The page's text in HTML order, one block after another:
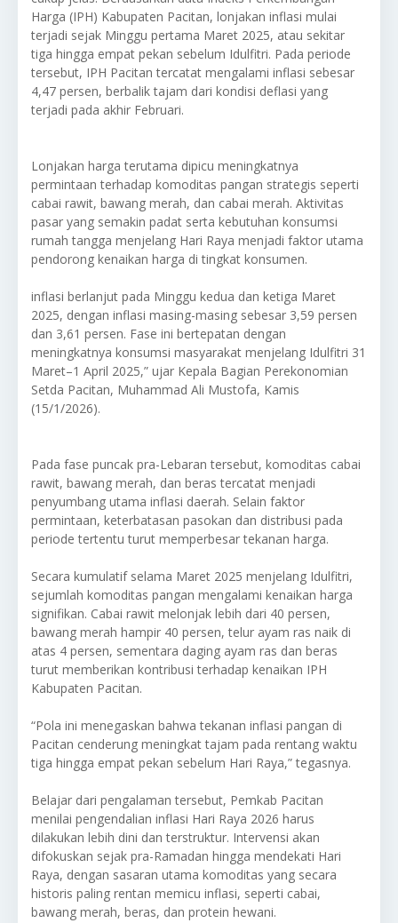
Harga (IPH) Kabupaten Pacitan, lonjakan inflasi mulai
terjadi sejak Minggu pertama Maret 2025, atau sekitar
tiga hingga empat pekan sebelum Idulfitri. Pada periode
tersebut, IPH Pacitan tercatat mengalami inflasi sebesar
4,47 persen, berbalik tajam dari kondisi deflasi yang
terjadi pada akhir Februari.
Lonjakan harga terutama dipicu meningkatnya
permintaan terhadap komoditas pangan strategis seperti
cabai rawit, bawang merah, dan cabai merah. Aktivitas
pasar yang semakin padat serta kebutuhan konsumsi
rumah tangga menjelang Hari Raya menjadi faktor utama
pendorong kenaikan harga di tingkat konsumen.
inflasi berlanjut pada Minggu kedua dan ketiga Maret
2025, dengan inflasi masing-masing sebesar 3,59 persen
dan 3,61 persen. Fase ini bertepatan dengan
meningkatnya konsumsi masyarakat menjelang Idulfitri 31
Maret–1 April 2025,” ujar Kepala Bagian Perekonomian
Setda Pacitan, Muhammad Ali Mustofa, Kamis
(15/1/2026).
Pada fase puncak pra-Lebaran tersebut, komoditas cabai
rawit, bawang merah, dan beras tercatat menjadi
penyumbang utama inflasi daerah. Selain faktor
permintaan, keterbatasan pasokan dan distribusi pada
periode tertentu turut memperbesar tekanan harga.
Secara kumulatif selama Maret 2025 menjelang Idulfitri,
sejumlah komoditas pangan mengalami kenaikan harga
signifikan. Cabai rawit melonjak lebih dari 40 persen,
bawang merah hampir 40 persen, telur ayam ras naik di
atas 4 persen, sementara daging ayam ras dan beras
turut memberikan kontribusi terhadap kenaikan IPH
Kabupaten Pacitan.
“Pola ini menegaskan bahwa tekanan inflasi pangan di
Pacitan cenderung meningkat tajam pada rentang waktu
tiga hingga empat pekan sebelum Hari Raya,” tegasnya.
Belajar dari pengalaman tersebut, Pemkab Pacitan
menilai pengendalian inflasi Hari Raya 2026 harus
dilakukan lebih dini dan terstruktur. Intervensi akan
difokuskan sejak pra-Ramadan hingga mendekati Hari
Raya, dengan sasaran utama komoditas yang secara
historis paling rentan memicu inflasi, seperti cabai,
bawang merah, beras, dan protein hewani.